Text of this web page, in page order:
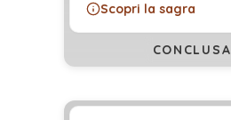
Scopri la sagra
CONCLUSA